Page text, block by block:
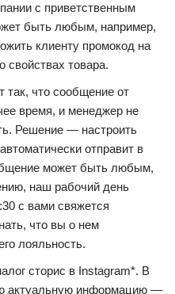
с приветственным
быть любым, например,
клиенту промокод на
свойствах товара.
так, что сообщение от
время, и менеджер не
Решение — настроить
отправит в
может быть любым,
наш рабочий день
с вами свяжется
что вы о нем
лояльность.
сторис в Instagram*. В
актуальную информацию —